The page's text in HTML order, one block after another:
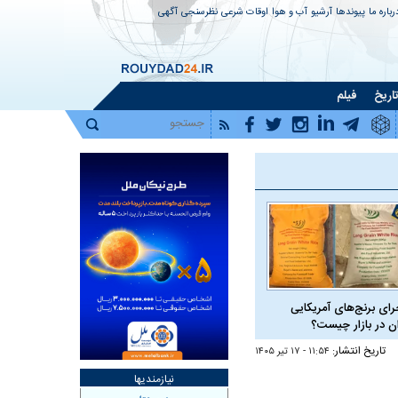
ما پیوندها آرشیو آب و هوا اوقات شرعی نظرسنجی آگهی
تاریخ فیلم
برنج‌های آمریکایی
در بازار چیست؟
تاریخ انتشار: ۱۱:۵۴ - ۱۷ تير ۱۴۰۵
نیازمندیها